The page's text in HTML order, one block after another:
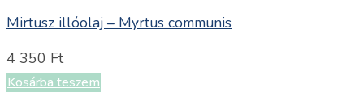
Mirtusz illóolaj – Myrtus communis
4 350 Ft
Kosárba teszem